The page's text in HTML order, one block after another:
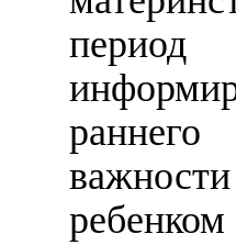
период